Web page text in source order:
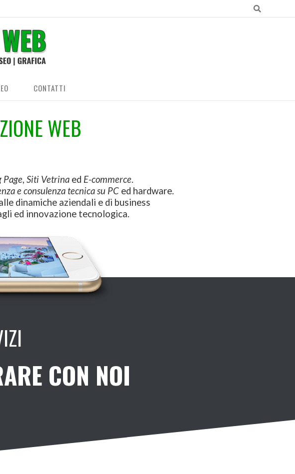
CONTATTI
WEB
Page, Siti Vetrina ed E-commerce.
e consulenza tecnica su PCed hardware.
dinamiche aziendali e di business
ed innovazione tecnologica.
CON NOI